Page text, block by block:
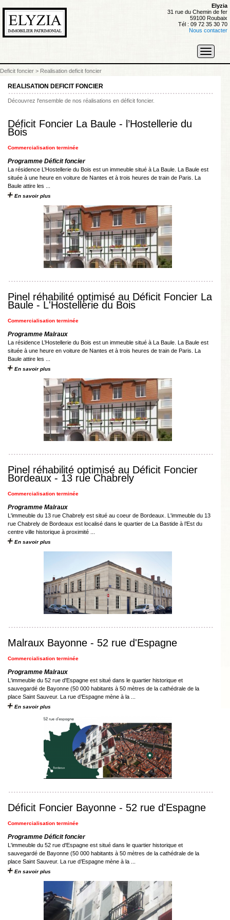
Elyzia
31 rue du Chemin de fer
59100 Roubaix
Tél : 09 72 35 30 70
Nous contacter
Toggle
Deficit foncier > Realisation deficit foncier
REALISATION DEFICIT FONCIER
Découvrez l'ensemble de nos réalisations en déficit foncier.
Déficit Foncier La Baule - l’Hostellerie du
Bois
Commercialisation terminée
Programme Déficit foncier
La résidence L’Hostellerie du Bois est un immeuble situé à La Baule. La Baule est
située à une heure en voiture de Nantes et à trois heures de train de Paris. La
Baule attire les ...
En savoir plus
Pinel réhabilité optimisé au Déficit Foncier La
Baule - L'Hostellerie du Bois
Commercialisation terminée
Programme Malraux
La résidence L’Hostellerie du Bois est un immeuble situé à La Baule. La Baule est
située à une heure en voiture de Nantes et à trois heures de train de Paris. La
Baule attire les ...
En savoir plus
Pinel réhabilité optimisé au Déficit Foncier
Bordeaux - 13 rue Chabrely
Commercialisation terminée
Programme Malraux
L'immeuble du 13 rue Chabrely est situé au coeur de Bordeaux. L'immeuble du 13
rue Chabrely de Bordeaux est localisé dans le quartier de La Bastide à l’Est du
centre ville historique à proximité ...
En savoir plus
Malraux Bayonne - 52 rue d'Espagne
Commercialisation terminée
Programme Malraux
L'immeuble du 52 rue d'Espagne est situé dans le quartier historique et
sauvegardé de Bayonne (50 000 habitants à 50 mètres de la cathédrale de la
place Saint Sauveur. La rue d’Espagne mène à la ...
En savoir plus
Déficit Foncier Bayonne - 52 rue d'Espagne
Commercialisation terminée
Programme Déficit foncier
L'immeuble du 52 rue d'Espagne est situé dans le quartier historique et
sauvegardé de Bayonne (50 000 habitants à 50 mètres de la cathédrale de la
place Saint Sauveur. La rue d’Espagne mène à la ...
En savoir plus